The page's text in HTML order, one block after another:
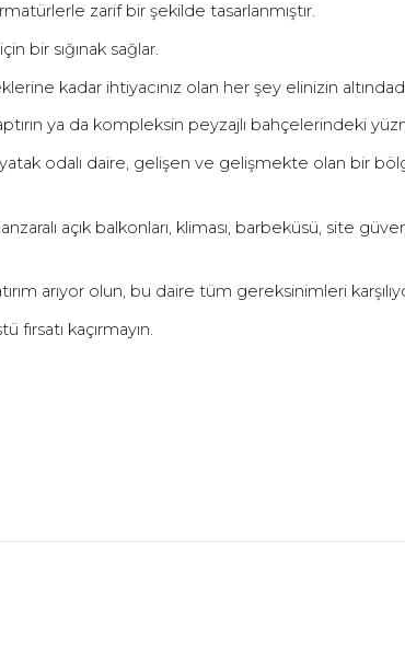
zarif bir şekilde tasarlanmıştır.
bir sığınak sağlar.
kadar ihtiyacınız olan her şey elinizin
ya da kompleksin peyzajlı bahçelerindeki
odalı daire, gelişen ve gelişmekte olan bir
açık balkonları, kliması, barbeküsü, site
arıyor olun, bu daire tüm gereksinimleri
kaçırmayın.